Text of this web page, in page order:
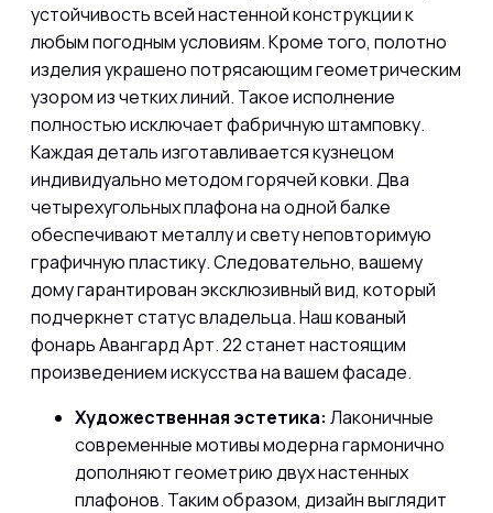
устойчивость всей настенной конструкции к
любым погодным условиям. Кроме того, полотно
изделия украшено потрясающим геометрическим
узором из четких линий. Такое исполнение
полностью исключает фабричную штамповку.
Каждая деталь изготавливается кузнецом
индивидуально методом горячей ковки. Два
четырехугольных плафона на одной балке
обеспечивают металлу и свету неповторимую
графичную пластику. Следовательно, вашему
дому гарантирован эксклюзивный вид, который
подчеркнет статус владельца. Нашкованый
фонарь Авангард Арт. 22станет настоящим
произведением искусства на вашем фасаде.
Художественная эстетика: Лаконичные
современные мотивы модерна гармонично
дополняют геометрию двух настенных
плафонов. Таким образом, дизайн выглядит